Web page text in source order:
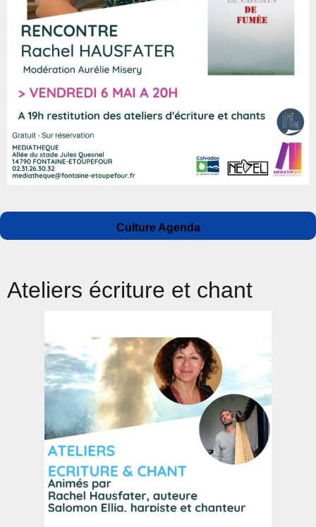
Auteur
Publié
le
Catégories
Culture Agenda
Ateliers écriture et chant